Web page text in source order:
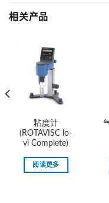
相关产品
粘度计
(ROTAVISC lo-
vi Complete)
阅读更多